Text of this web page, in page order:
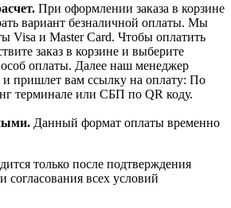
. При оформлении заказа в корзине
вариант безналичной оплаты. Мы
Visa и Master Card. Чтобы оплатить
заказ в корзине и выберите
оплаты. Далее наш менеджер
и пришлет вам ссылку на оплату: По
терминале или СБП по QR коду.
Данный формат оплаты временно
только после подтверждения
согласования всех условий